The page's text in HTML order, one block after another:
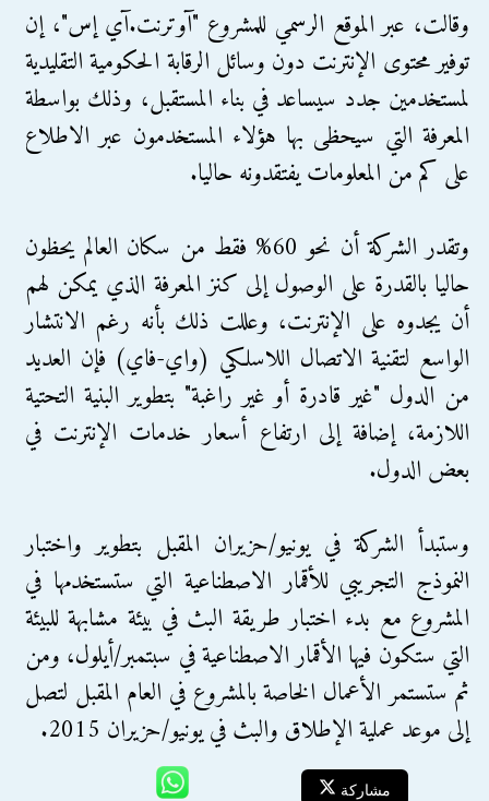
وقالت، عبر الموقع الرسمي للمشروع "آوترنت.آي إس"، إن
توفير محتوى الإنترنت دون وسائل الرقابة الحكومية التقليدية
لمستخدمين جدد سيساعد في بناء المستقبل، وذلك بواسطة
المعرفة التي سيحظى بها هؤلاء المستخدمون عبر الاطلاع
على كم من المعلومات يفتقدونه حاليا.
وتقدر الشركة أن نحو 60% فقط من سكان العالم يحظون
حاليا بالقدرة على الوصول إلى كنز المعرفة الذي يمكن لهم
أن يجدوه على الإنترنت، وعللت ذلك بأنه رغم الانتشار
الواسع لتقنية الاتصال اللاسلكي (واي-فاي) فإن العديد
من الدول "غير قادرة أو غير راغبة" بتطوير البنية التحتية
اللازمة، إضافة إلى ارتفاع أسعار خدمات الإنترنت في
بعض الدول.
وستبدأ الشركة في يونيو/حزيران المقبل بتطوير واختبار
النموذج التجريبي للأقمار الاصطناعية التي ستستخدمها في
المشروع مع بدء اختبار طريقة البث في بيئة مشابهة للبيئة
التي ستكون فيها الأقمار الاصطناعية في سبتمبر/أيلول، ومن
ثم ستستمر الأعمال الخاصة بالمشروع في العام المقبل لتصل
إلى موعد عملية الإطلاق والبث في يونيو/حزيران 2015.
مشاركة